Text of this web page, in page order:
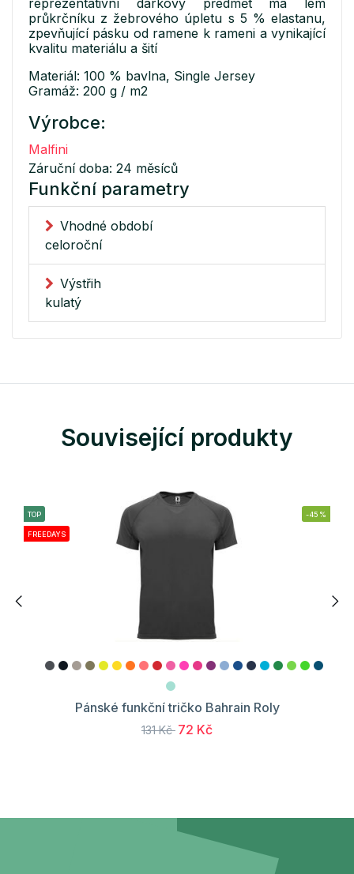
průkrčníku z žebrového úpletu s 5 % elastanu,
zpevňující pásku od ramene k rameni a vynikající
kvalitu materiálu a šití
Materiál: 100 % bavlna, Single Jersey
Gramáž: 200 g / m2
Výrobce:
Malfini
Záruční doba: 24 měsíců
Funkční parametry
Vhodné období
celoroční
Výstřih
kulatý
Související produkty
TOP
FREEDAYS
-45%
Pánské funkční tričko Bahrain Roly
131 Kč 72 Kč